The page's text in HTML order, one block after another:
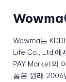
Wowma
Wowma는
Life Co., Ltd.에
PAY Market의
폼은 원래 2006